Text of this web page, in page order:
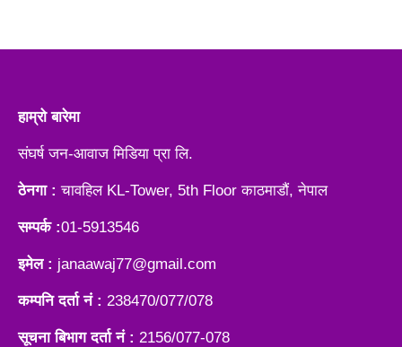
हाम्रो बारेमा
संघर्ष जन-आवाज मिडिया प्रा लि.
ठेनगा : चावहिल KL-Tower, 5th Floor काठमाडौं, नेपाल
सम्पर्क :01-5913546
इमेल : janaawaj77@gmail.com
कम्पनि दर्ता नं : 238470/077/078
सूचना बिभाग दर्ता नं : 2156/077-078